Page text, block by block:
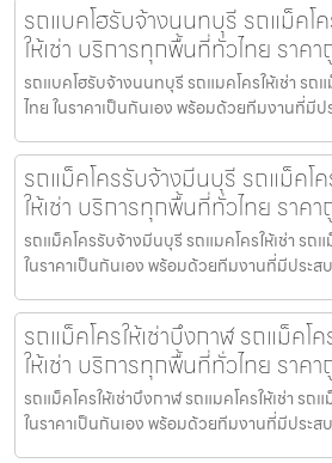
รถแบคโฮรับจ้างนนทบุรี รถแม็คโ
ให้เช่า บริการทุกพื้นที่ทั่วไทย ราคา
รถแบคโฮรับจ้างนนทบุรี รถแมคโครให้เช่า รถ
ไทย ในราคาเป็นกันเอง พร้อมด้วยทีมงานที่มี
รถแม็คโครรับจ้างมีนบุรี รถแม็คโ
ให้เช่า บริการทุกพื้นที่ทั่วไทย ราคา
รถแม็คโครรับจ้างมีนบุรี รถแมคโครให้เช่า รถ
ในราคาเป็นกันเอง พร้อมด้วยทีมงานที่มีประส
รถแม็คโครให้เช่าบึงกาฬ รถแม็คโ
ให้เช่า บริการทุกพื้นที่ทั่วไทย ราคา
รถแม็คโครให้เช่าบึงกาฬ รถแมคโครให้เช่า รถ
ในราคาเป็นกันเอง พร้อมด้วยทีมงานที่มีประส